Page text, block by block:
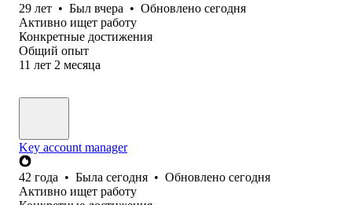
29 лет • Был вчера • Обновлено сегодня
Активно ищет работу
Конкретные достижения
Общий опыт
11 лет 2 месяца
Key account manager
42 года • Была сегодня • Обновлено сегодня
Активно ищет работу